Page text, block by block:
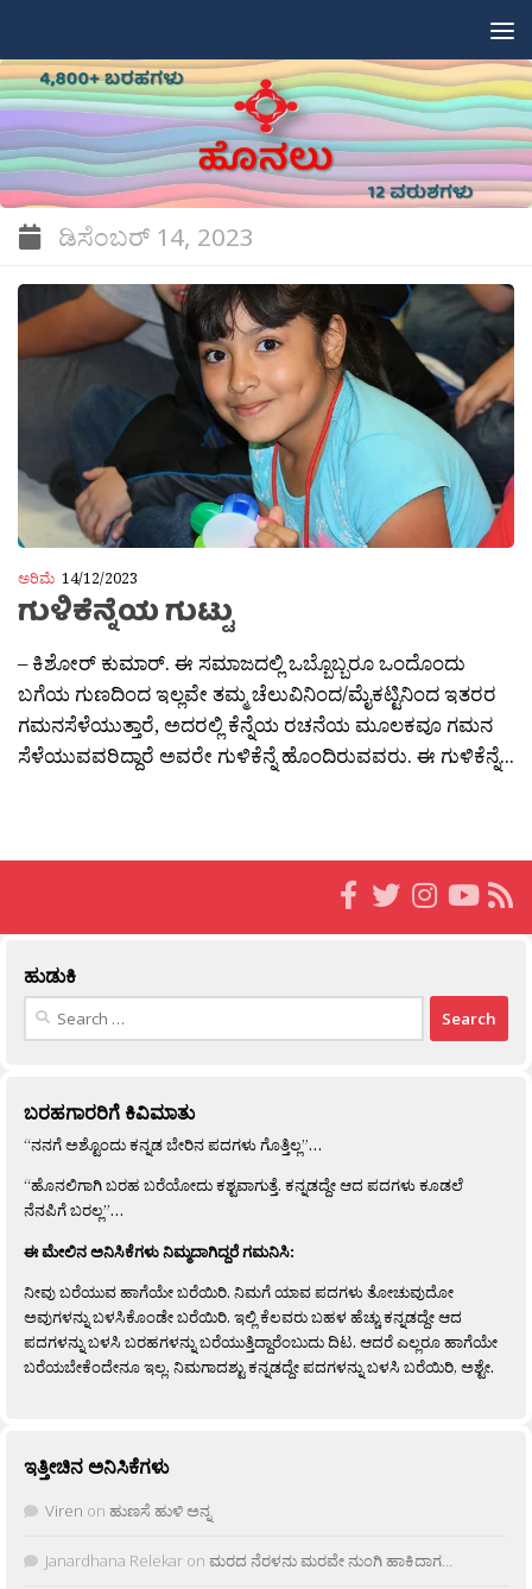
ಡಿಸೆಂಬರ್ 14, 2023
ಅರಿಮೆ 14/12/2023
ಗುಳಿಕೆನ್ನೆಯ ಗುಟ್ಟು
– ಕಿಶೋರ್ ಕುಮಾರ್. ಈ ಸಮಾಜದಲ್ಲಿ ಒಬ್ಬೊಬ್ಬರೂ ಒಂದೊಂದು
ಬಗೆಯ ಗುಣದಿಂದ ಇಲ್ಲವೇ ತಮ್ಮ ಚೆಲುವಿನಿಂದ/ಮೈಕಟ್ಟಿನಿಂದ ಇತರರ
ಗಮನಸೆಳೆಯುತ್ತಾರೆ, ಅದರಲ್ಲಿ ಕೆನ್ನೆಯ ರಚನೆಯ ಮೂಲಕವೂ ಗಮನ
ಸೆಳೆಯುವವರಿದ್ದಾರೆ ಅವರೇ ಗುಳಿಕೆನ್ನೆ ಹೊಂದಿರುವವರು. ಈ ಗುಳಿಕೆನ್ನೆ...
ಹುಡುಕಿ
Search
ಬರಹಗಾರರಿಗೆ ಕಿವಿಮಾತು
“ನನಗೆ ಅಶ್ಟೊಂದು ಕನ್ನಡ ಬೇರಿನ ಪದಗಳು ಗೊತ್ತಿಲ್ಲ”…
“ಹೊನಲಿಗಾಗಿ ಬರಹ ಬರೆಯೋದು ಕಶ್ಟವಾಗುತ್ತೆ. ಕನ್ನಡದ್ದೇ ಆದ ಪದಗಳು ಕೂಡಲೆ
ನೆನಪಿಗೆ ಬರಲ್ಲ”…
ಈ ಮೇಲಿನ ಅನಿಸಿಕೆಗಳು ನಿಮ್ಮದಾಗಿದ್ದರೆ ಗಮನಿಸಿ:
ನೀವು ಬರೆಯುವ ಹಾಗೆಯೇ ಬರೆಯಿರಿ. ನಿಮಗೆ ಯಾವ ಪದಗಳು ತೋಚುವುದೋ
ಅವುಗಳನ್ನು ಬಳಸಿಕೊಂಡೇ ಬರೆಯಿರಿ. ಇಲ್ಲಿ ಕೆಲವರು ಬಹಳ ಹೆಚ್ಚು ಕನ್ನಡದ್ದೇ ಆದ
ಪದಗಳನ್ನು ಬಳಸಿ ಬರಹಗಳನ್ನು ಬರೆಯುತ್ತಿದ್ದಾರೆಂಬುದು ದಿಟ. ಆದರೆ ಎಲ್ಲರೂ ಹಾಗೆಯೇ
ಬರೆಯಬೇಕೆಂದೇನೂ ಇಲ್ಲ. ನಿಮಗಾದಶ್ಟು ಕನ್ನಡದ್ದೇ ಪದಗಳನ್ನು ಬಳಸಿ ಬರೆಯಿರಿ, ಅಶ್ಟೇ.
ಇತ್ತೀಚಿನ ಅನಿಸಿಕೆಗಳು
Viren on ಹುಣಸೆ ಹುಳಿ ಅನ್ನ
Janardhana Relekar on ಮರದ ನೆರಳನು ಮರವೇ ನುಂಗಿ ಹಾಕಿದಾಗ…